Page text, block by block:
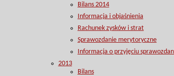
Bilans 2014
Informacja i objaśnienia
Rachunek zysków i strat
Sprawozdanie merytoryczne
Informacja o przyjęciu
2013
Bilans